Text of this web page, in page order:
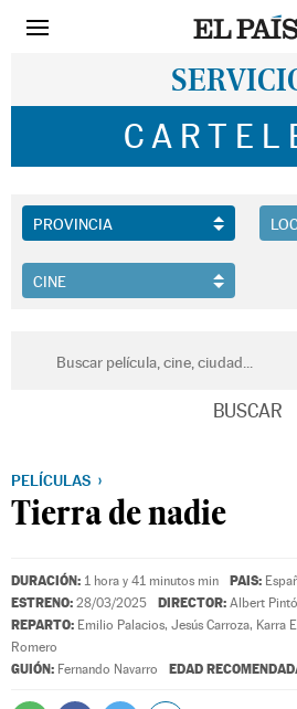
PELÍCULAS
Tierra de nadie
DURACIÓN: 1 hora y 41 minutos min PAIS:
ESTRENO: 28/03/2025 DIRECTOR: Albert Pintó
REPARTO: Emilio Palacios, Jesús Carroza, Karra
Romero
GUIÓN: Fernando Navarro EDAD